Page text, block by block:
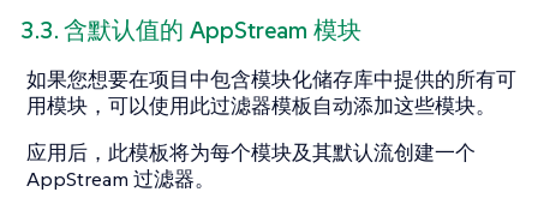
3.3. 含默认值的 AppStream 模块
如果您想要在项目中包含模块化储存库中提供的所有可
用模块，可以使用此过滤器模板自动添加这些模块。
应用后，此模板将为每个模块及其默认流创建一个
AppStream 过滤器。